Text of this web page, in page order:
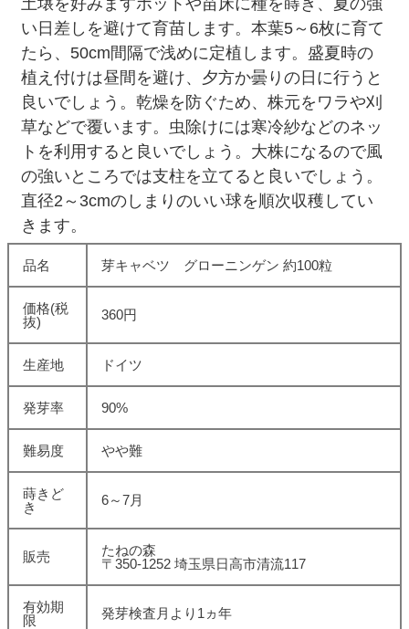
い日差しを避けて育苗します。本葉5～6枚に育て
たら、50cm間隔で浅めに定植します。盛夏時の
植え付けは昼間を避け、夕方か曇りの日に行うと
良いでしょう。乾燥を防ぐため、株元をワラや刈
草などで覆います。虫除けには寒冷紗などのネッ
トを利用すると良いでしょう。大株になるので風
の強いところでは支柱を立てると良いでしょう。
直径2～3cmのしまりのいい球を順次収穫してい
きます。
品名 芽キャベツ グローニンゲン 約100粒
価格(税
抜)
360円
生産地 ドイツ
発芽率 90%
難易度 やや難
蒔きど
き
6～7月
販売
たねの森
〒350-1252 埼玉県日高市清流117
有効期
限
発芽検査月より1ヵ年